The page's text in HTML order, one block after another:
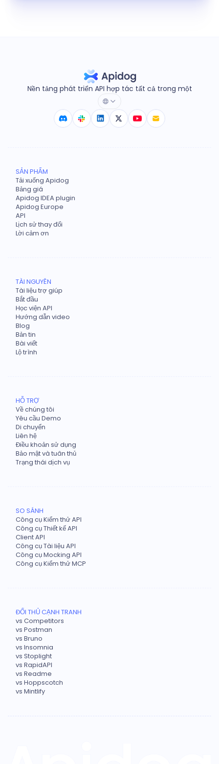
Nền tảng phát triển API hợp tác tất cả trong một
SẢN PHẨM
Tải xuống Apidog
Bảng giá
Apidog IDEA plugin
Apidog Europe
API
Lịch sử thay đổi
Lời cảm ơn
TÀI NGUYÊN
Tài liệu trợ giúp
Bắt đầu
Học viện API
Hướng dẫn video
Blog
Bản tin
Bài viết
Lộ trình
HỖ TRỢ
Về chúng tôi
Yêu cầu Demo
Di chuyển
Liên hệ
Điều khoản sử dụng
Bảo mật và tuân thủ
Trạng thái dịch vụ
SO SÁNH
Công cụ Kiểm thử API
Công cụ Thiết kế API
Client API
Công cụ Tài liệu API
Công cụ Mocking API
Công cụ Kiểm thử MCP
ĐỐI THỦ CẠNH TRANH
vs Competitors
vs Postman
vs Bruno
vs Insomnia
vs Stoplight
vs RapidAPI
vs Readme
vs Hoppscotch
vs Mintlify